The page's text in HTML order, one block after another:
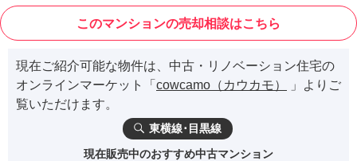
このマンションの売却相談はこちら
現在ご紹介可能な物件は、中古・リノベーション住宅の
オンラインマーケット「 cowcamo（カウカモ）
」よりご
覧いただけます。
東横線･目黒線
現在販売中のおすすめ中古マンション